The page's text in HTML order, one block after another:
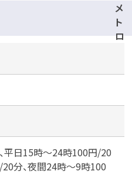
メ
ト
ロ
ク
反
駅
平日15時～24時100円/20
分、夜間24時～9時100